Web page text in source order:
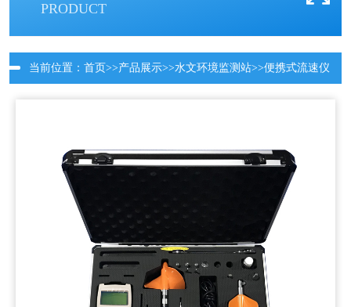
PRODUCT
当前位置： 首页>>产品展示>>水文环境监测站>>便携式流速仪